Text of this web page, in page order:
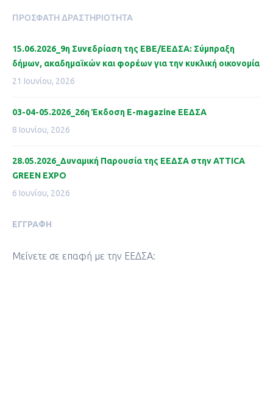
ΠΡΌΣΦΑΤΗ ΔΡΑΣΤΗΡΙΌΤΗΤΑ
15.06.2026_9η Συνεδρίαση της ΕΒΕ/ΕΕΔΣΑ: Σύμπραξη
δήμων, ακαδημαϊκών και φορέων για την κυκλική οικονομία
21 Ιουνίου, 2026
03-04-05.2026_26η Έκδοση Ε-magazine ΕΕΔΣΑ
8 Ιουνίου, 2026
28.05.2026_Δυναμική Παρουσία της ΕΕΔΣΑ στην ATTICA
GREEN EXPO
6 Ιουνίου, 2026
ΕΓΓΡΑΦΉ
Μείνετε σε επαφή με την ΕΕΔΣΑ: